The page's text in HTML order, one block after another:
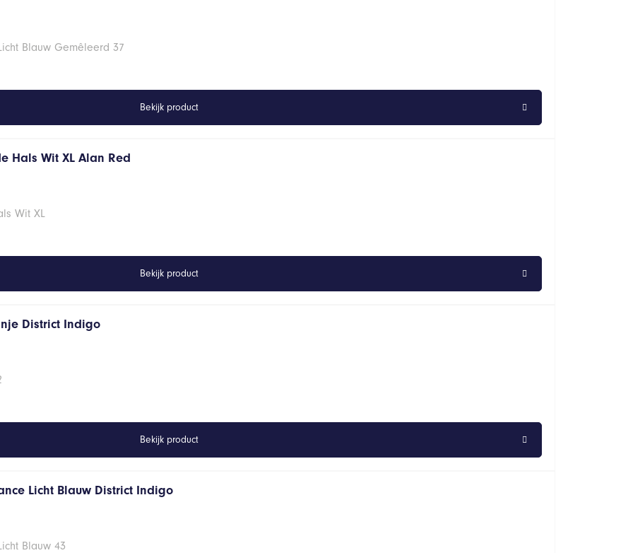
Blauw Gemêleerd 37
Bekijk product
Hals Wit XL Alan Red
Wit XL
Bekijk product
District Indigo
Bekijk product
Licht Blauw District Indigo
Blauw 43